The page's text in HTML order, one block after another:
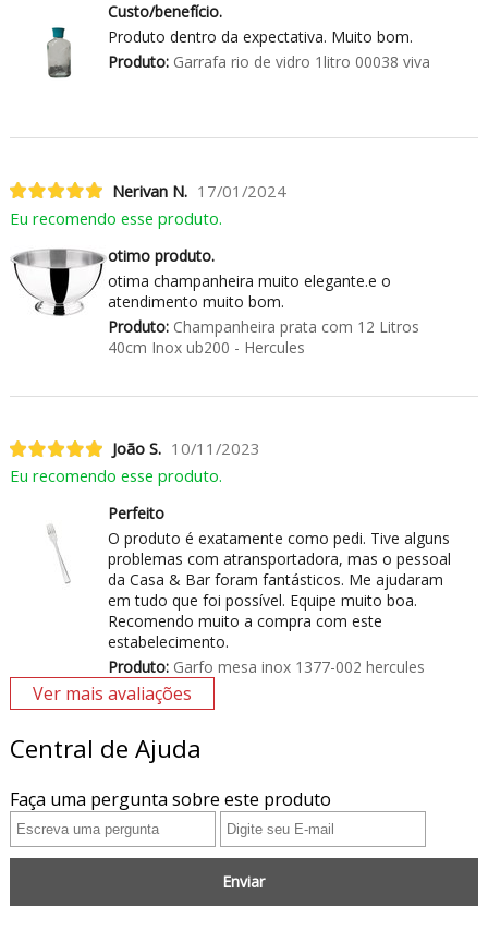
Custo/benefício.
Produto dentro da expectativa. Muito bom.
Produto:Garrafa rio de vidro 1litro 00038 viva
Nerivan N. 17/01/2024
Eu recomendo esse produto.
otimo produto.
otima champanheira muito elegante.e o
atendimento muito bom.
Produto:Champanheira prata com 12 Litros
40cm Inox ub200 - Hercules
João S. 10/11/2023
Eu recomendo esse produto.
Perfeito
O produto é exatamente como pedi. Tive alguns
problemas com atransportadora, mas o pessoal
da Casa & Bar foram fantásticos. Me ajudaram
em tudo que foi possível. Equipe muito boa.
Recomendo muito a compra com este
estabelecimento.
Produto:Garfo mesa inox 1377-002 hercules
Ver mais avaliações
Central de Ajuda
Faça uma pergunta sobre este produto
Enviar